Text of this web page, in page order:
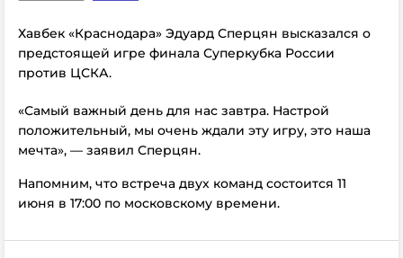
Хавбек «Краснодара» Эдуард Сперцян высказался о
предстоящей игре финала Суперкубка России
против ЦСКА.
«Самый важный день для нас завтра. Настрой
положительный, мы очень ждали эту игру, это наша
мечта», — заявил Сперцян.
Напомним, что встреча двух команд состоится 11
июня в 17:00 по московскому времени.